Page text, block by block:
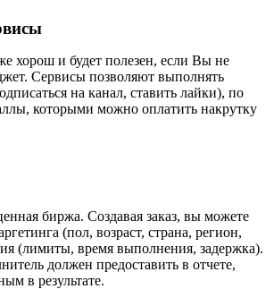
хорош и будет полезен, если Вы не
Сервисы позволяют выполнять
на канал, ставить лайки), по
которыми можно оплатить накрутку
биржа. Создавая заказ, вы можете
(пол, возраст, страна, регион,
(лимиты, время выполнения, задержка).
должен предоставить в отчете,
в результате.